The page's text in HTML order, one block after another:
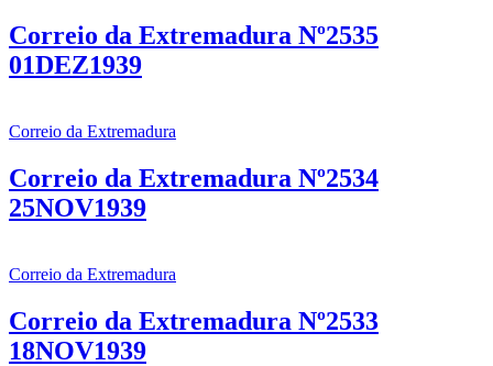
Correio da Extremadura Nº2535
01DEZ1939
Correio da Extremadura
Correio da Extremadura Nº2534
25NOV1939
Correio da Extremadura
Correio da Extremadura Nº2533
18NOV1939